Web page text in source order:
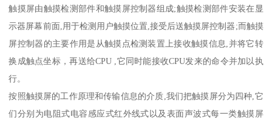
触摸屏由触摸检测部件和触摸屏控制器组成;触摸检测部件安装在显
示器屏幕前面,用于检测用户触摸位置,接受后送触摸屏控制器;而触摸
屏控制器的主要作用是从触摸点检测装置上接收触摸信息,并将它转
换成触点坐标，再送给CPU ,它同时能接收CPU发来的命令并加以执
行。
按照触摸屏的工作原理和传输信息的介质,我们把触摸屏分为四种,它
们分别为电阻式电容感应式红外线式以及表面声波式每一类触摸屏